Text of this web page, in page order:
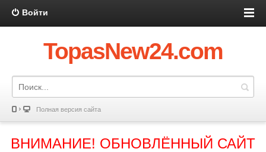
Войти
TopasNew24.com
Полная версия сайта
ВНИМАНИЕ! ОБНОВЛЁННЫЙ САЙТ